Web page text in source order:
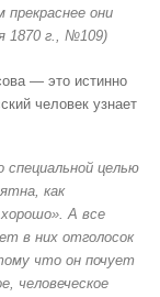
они
1870 г., №109)
— это истинно
человек узнает
специальной целью
как
А все
в них отголосок
что он почует
человеческое